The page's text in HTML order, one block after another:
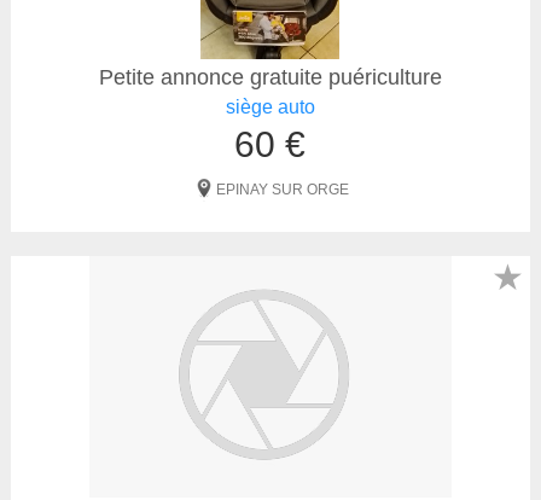
Petite annonce gratuite puériculture
siège auto
60 €
EPINAY SUR ORGE
★